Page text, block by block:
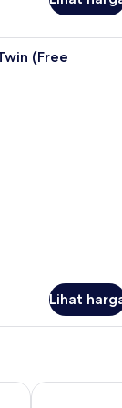
(Free
Lihat
ibis